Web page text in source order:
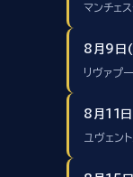
マンチェス
8月9
リヴァプ
8月11
ユヴェン